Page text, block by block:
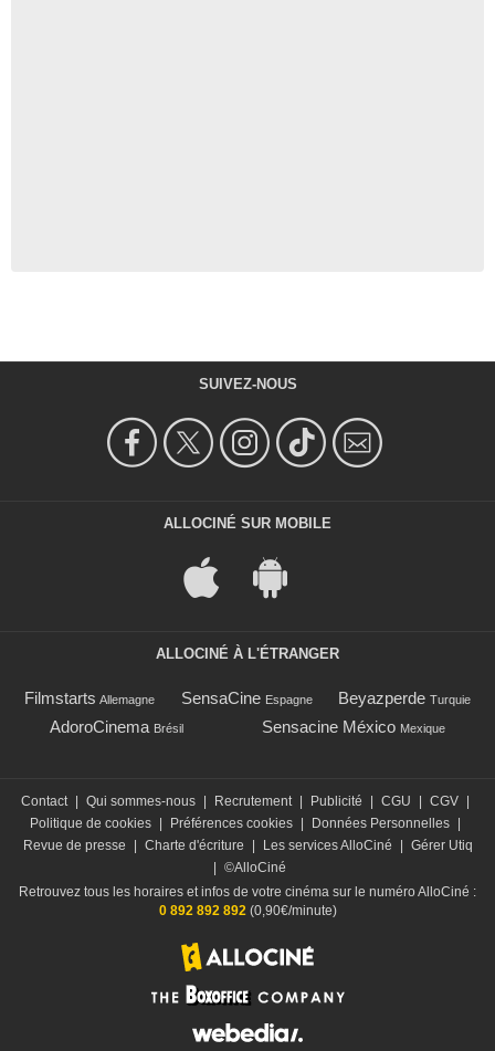
SUIVEZ-NOUS
ALLOCINÉ SUR MOBILE
ALLOCINÉ À L'ÉTRANGER
Filmstarts Allemagne SensaCine Espagne Beyazperde Turquie
AdoroCinema Brésil Sensacine México Mexique
Contact | Qui sommes-nous | Recrutement | Publicité | CGU | CGV |
Politique de cookies | Préférences cookies | Données Personnelles |
Revue de presse
| Charte d'écriture | Les services AlloCiné | Gérer Utiq
| ©AlloCiné
Retrouvez tous les horaires et infos de votre cinéma sur le numéro AlloCiné :
0 892 892 892 (0,90€/minute)